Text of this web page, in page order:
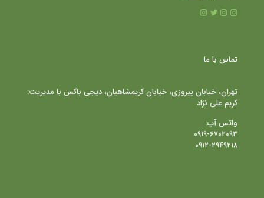
تماس با ما
تهران، خیابان پیروزی، خیابان کریمشاهیان، دیجی باکس با مدیریت:
کریم علی نژاد
واتس آپ:
۰۹۱۹-۶۷۰۲۰۹۳
۰۹۱۲-۲۹۴۹۲۱۸